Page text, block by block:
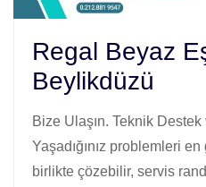
Regal Beyaz
Beylikdüzü
Bize Ulaşın. Teknik
Yaşadığınız problemleri
birlikte çözebilir, servis